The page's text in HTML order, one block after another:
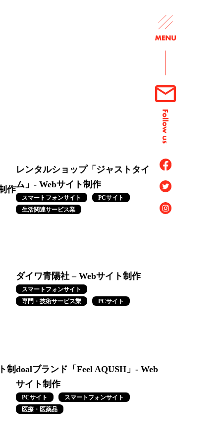
作
レンタルショップ「ジャストタイ
ム」- Webサイト制作
スマートフォンサイト
PCサイト
生活関連サービス業
ダイワ青陽社 – Webサイト制作
スマートフォンサイト
専門・技術サービス業
PCサイト
制 doalブランド「Feel AQUSH」- Web
サイト制作
PCサイト
スマートフォンサイト
医療・医薬品